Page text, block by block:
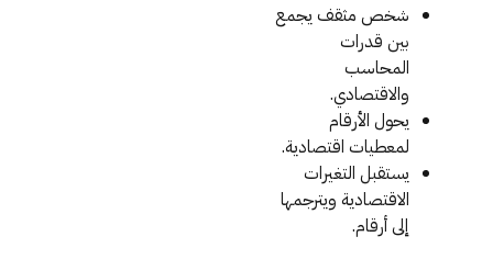
شخص مثقف يجمع
بين قدرات
المحاسب
والاقتصادي.
يحول الأرقام
لمعطيات اقتصادية.
يستقبل التغيرات
الاقتصادية ويترجمها
إلى أرقام.